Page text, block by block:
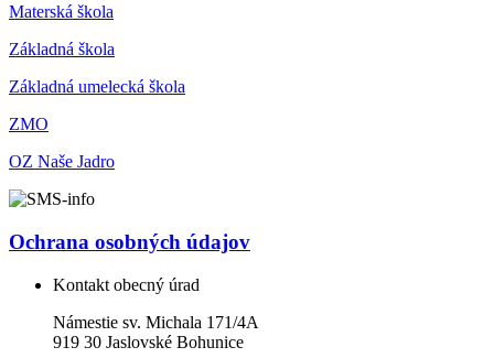
Materská škola
Základná škola
Základná umelecká škola
ZMO
OZ Naše Jadro
Ochrana osobných údajov
Kontakt obecný úrad
Námestie sv. Michala 171/4A
919 30 Jaslovské Bohunice